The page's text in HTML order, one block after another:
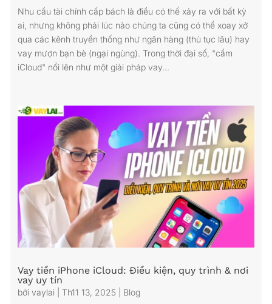
Nhu cầu tài chính cấp bách là điều có thể xảy ra với bất kỳ
ai, nhưng không phải lúc nào chúng ta cũng có thể xoay xở
qua các kênh truyền thống như ngân hàng (thủ tục lâu) hay
vay mượn bạn bè (ngại ngùng). Trong thời đại số, "cầm
iCloud" nổi lên như một giải pháp vay...
Vay tiền iPhone iCloud: Điều kiện, quy trình & nơi
vay uy tín
bởi vaylai Th11 13, 2025
Blog